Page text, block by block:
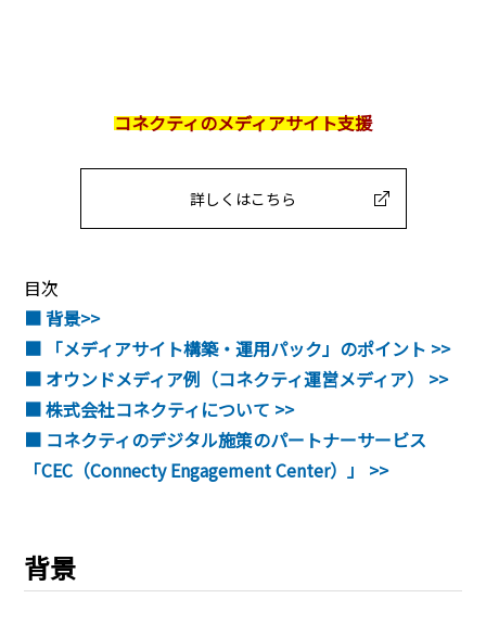
コネクティのメディアサイト支援
詳しくはこちら
目次
■ 背景>>
■ 「メディアサイト構築・運用パック」のポイント >>
■ オウンドメディア例（コネクティ運営メディア） >>
■ 株式会社コネクティについて >>
■ コネクティのデジタル施策のパートナーサービス
「CEC（Connecty Engagement Center）」 >>
背景